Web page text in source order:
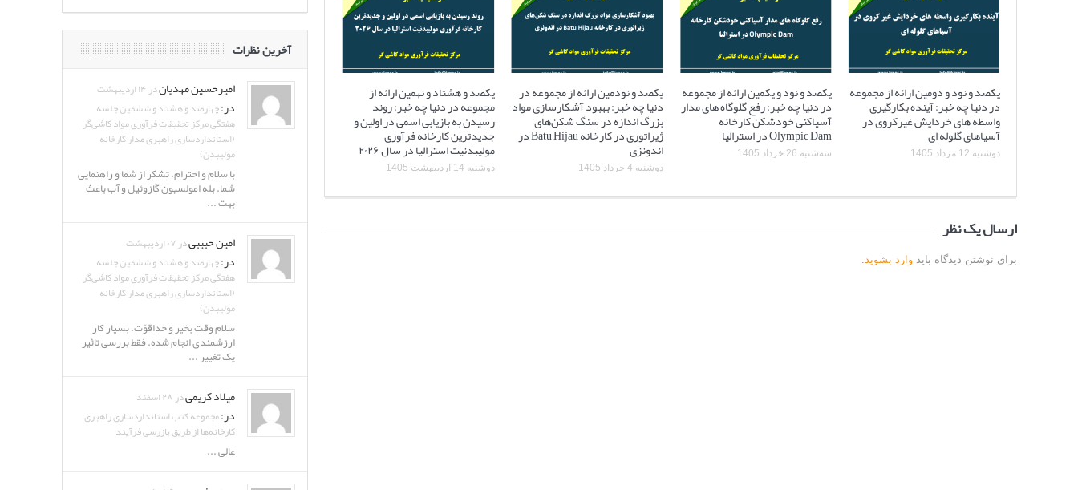
یکصد و نود و دومین ارائه از مجموعه
در دنیا چه خبر: آینده بکارگیری
واسطه های خردایش غیرکروی در
آسیاهای گلوله ای
دوشنبه 12 مرداد 1405
یکصد و نود و یکمین ارائه از مجموعه
در دنیا چه خبر: رفع گلوگاه های مدار
آسیاکنی خودشکن کارخانه
Olympic Dam در استرالیا
سه‌شنبه 26 خرداد 1405
یکصد و نودمین ارائه از مجموعه در
دنیا چه خبر: بهبود آشکارسازی مواد
بزرگ اندازه در سنگ شکن‌های
ژیراتوری در کارخانه Batu Hijau در
اندونزی
دوشنبه 4 خرداد 1405
یکصد و هشتاد و نهمین ارائه از
مجموعه در دنیا چه خبر: روند
رسیدن به بازیابی اسمی در اولین و
جدیدترین کارخانه فرآوری
مولیبدنیت استرالیا در سال ۲۰۲۶
دوشنبه 14 اردیبهشت 1405
ارسال یک نظر
برای نوشتن دیدگاه بایدوارد بشوید
آخرین نظرات
امیرحسین مهدیاندر ۱۴ اردیبهشت
در:چهارصد و هشتاد و ششمین جلسه
هفتگی مرکز تحقیقات فرآوری مواد کاشی‌گر
(استانداردسازی راهبری مدار کارخانه
مولیبدن)
با سلام و احترام. تشکر از شما و راهنمایی
شما. بله امولسیون گازوئیل و آب باعث
بهت ...
امین حبیبیدر ۰۷ اردیبهشت
در:چهارصد و هشتاد و ششمین جلسه
هفتگی مرکز تحقیقات فرآوری مواد کاشی‌گر
(استانداردسازی راهبری مدار کارخانه
مولیبدن)
سلام وقت بخیر و خداقوّت. بسیار کار
ارزشمندی انجام شده. فقط بررسی تاثیر
یک تغییر ...
میلاد کریمیدر ۲۸ اسفند
در:مجموعه کتب استانداردسازی راهبری
کارخانه‌ها از طریق بازرسی فرآیند
عالی ...